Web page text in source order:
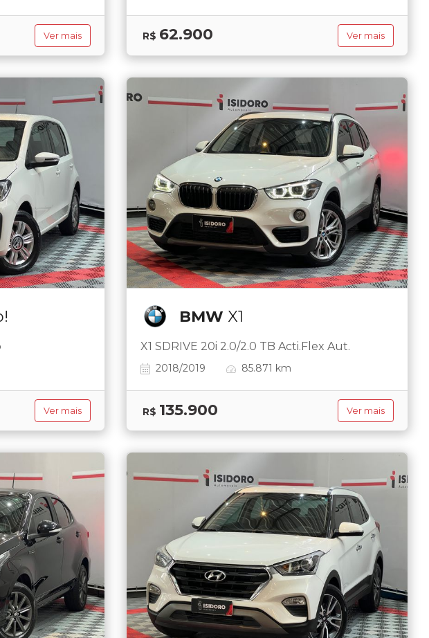
Ver mais R$ 62.900 Ver mais
Ver mais
BMW X1
X1 SDRIVE 20i 2.0/2.0 TB Acti.Flex Aut.
2018/2019 85.871 km
R$ 135.900 Ver mais